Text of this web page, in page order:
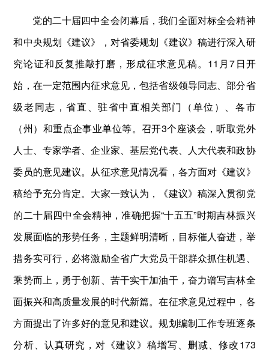
党的二十届四中全会闭幕后，我们全面对标全会精神
和中央规划《建议》，对省委规划《建议》稿进行深入研
究论证和反复推敲打磨，形成征求意见稿。11月7日开
始，在一定范围内征求意见，包括省级领导同志、部分省
级老同志，省直、驻省中直相关部门（单位）、各市
（州）和重点企事业单位等。召开3个座谈会，听取党外
人士、专家学者、企业家、基层党代表、人大代表和政协
委员的意见建议。从征求意见情况看，各方面对《建议》
稿给予充分肯定。大家一致认为，《建议》稿深入贯彻党
的二十届四中全会精神，准确把握“十五五”时期吉林振兴
发展面临的形势任务，主题鲜明清晰，目标催人奋进，举
措务实可行，必将激励全省广大党员干部群众抓住机遇、
乘势而上，勇于创新、苦干实干加油干，奋力谱写吉林全
面振兴和高质量发展的时代新篇。在征求意见过程中，各
方面提出了许多好的意见和建议。规划编制工作专班逐条
分析、认真研究，对《建议》稿增写、删减、修改173